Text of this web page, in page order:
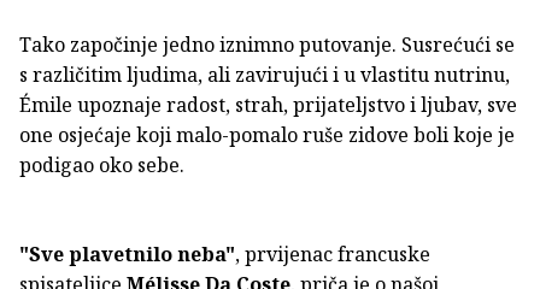
Tako započinje jedno iznimno putovanje. Susrećući se
s različitim ljudima, ali zavirujući i u vlastitu nutrinu,
Émile upoznaje radost, strah, prijateljstvo i ljubav, sve
one osjećaje koji malo-pomalo ruše zidove boli koje je
podigao oko sebe.
"Sve plavetnilo neba", prvijenac francuske